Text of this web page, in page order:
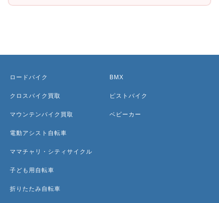
ロードバイク
クロスバイク買取
マウンテンバイク買取
電動アシスト自転車
ママチャリ・シティサイクル
子ども用自転車
折りたたみ自転車
BMX
ピストバイク
ベビーカー